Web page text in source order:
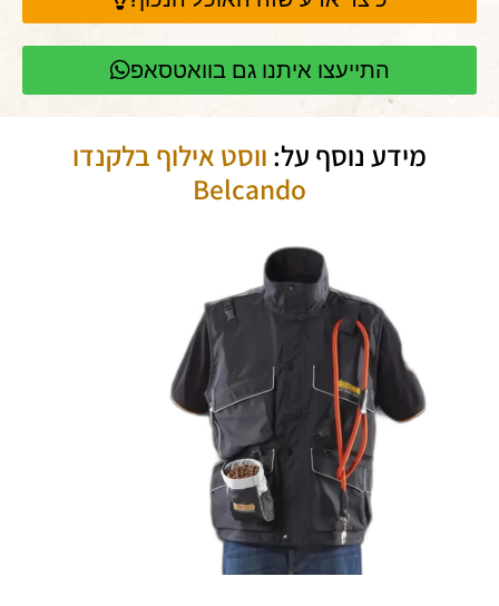
התייעצו איתנו גם בוואטסאפ
מידע נוסף על: ווסט אילוף בלקנדו
Belcando